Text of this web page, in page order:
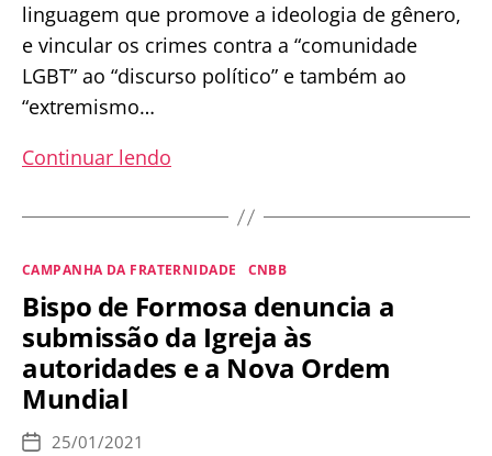
linguagem que promove a ideologia de gênero,
e vincular os crimes contra a “comunidade
LGBT” ao “discurso político” e também ao
“extremismo…
Continuar lendo
texto-
da
Campanha
da
Fraternidade
Categorias
CAMPANHA DA FRATERNIDADE CNBB
Bispo de Formosa denuncia a
submissão da Igreja às
autoridades e a Nova Ordem
Mundial
Data25/01/2021